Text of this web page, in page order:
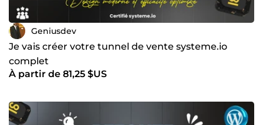
Geniusdev
Je vais créer votre tunnel de vente systeme.io
complet
À partir de 81,25 $US